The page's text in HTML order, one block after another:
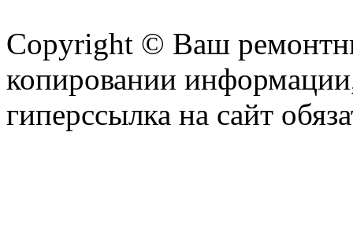
Copyright © Ваш
копировании
гиперссылка на сайт